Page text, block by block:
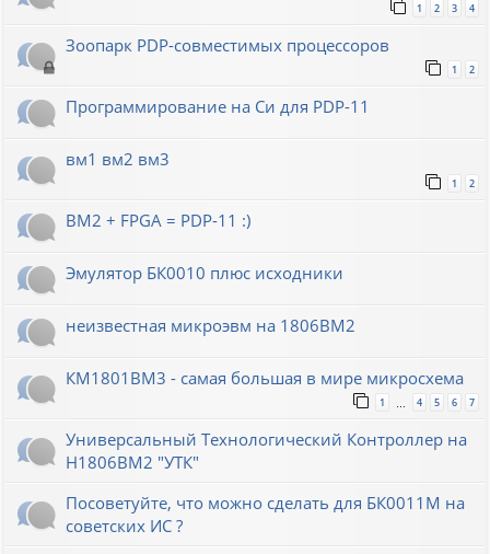
1 2 3 4
Зоопарк PDP-совместимых процессоров
1 2
Программирование на Си для PDP-11
вм1 вм2 вм3
1 2
ВМ2 + FPGA = PDP-11 :)
Эмулятор БК0010 плюс исходники
неизвестная микроэвм на 1806ВМ2
КМ1801ВМ3 - самая большая в мире микросхема
1 … 4 5 6 7
Универсальный Технологический Контроллер на
Н1806ВМ2 "УТК"
Посоветуйте, что можно сделать для БК0011М на
советских ИС ?